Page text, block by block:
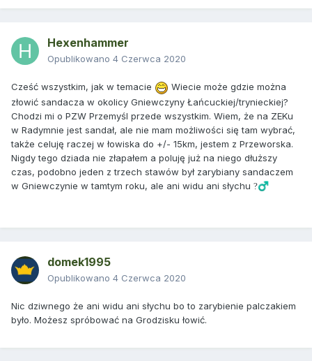
Hexenhammer
Opublikowano 4 Czerwca 2020
Cześć wszystkim, jak w temacie
Wiecie może gdzie można
złowić sandacza w okolicy Gniewczyny Łańcuckiej/trynieckiej?
Chodzi mi o PZW Przemyśl przede wszystkim. Wiem, że na ZEKu
w Radymnie jest sandał, ale nie mam możliwości się tam wybrać,
także celuję raczej w łowiska do +/- 15km, jestem z Przeworska.
Nigdy tego dziada nie złapałem a poluję już na niego dłuższy
czas, podobno jeden z trzech stawów był zarybiany sandaczem
w Gniewczynie w tamtym roku, ale ani widu ani słychu ?‍♂️
domek1995
Opublikowano 4 Czerwca 2020
Nic dziwnego że ani widu ani słychu bo to zarybienie palczakiem
było. Możesz spróbować na Grodzisku łowić.